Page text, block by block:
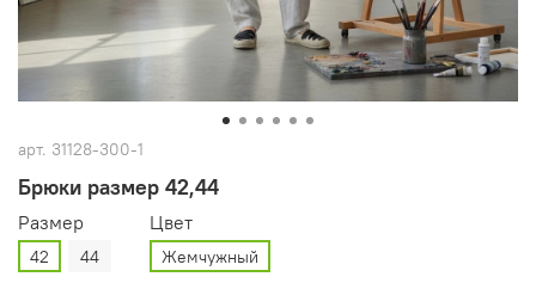
арт. 31128-300-1
Брюки размер 42,44
Размер
42 44
Цвет
Жемчужный